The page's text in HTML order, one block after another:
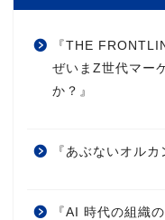
『THE
ぜいまZ世代マー
か？』
『あぶないオルカ
『AI 時代の組織